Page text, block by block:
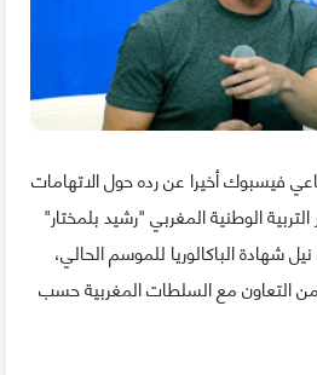
فيسبوك أخيرا عن رده حول الاتهامات
الوطنية المغربي "رشيد بلمختار"
شهادة الباكالوريا للموسم الحالي،
التعاون مع السلطات المغربية حسب